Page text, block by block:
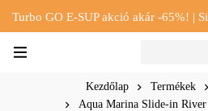
Turbo GO E-SUP akció akár -65%! |
Kezdőlap Termékek
Aqua Marina Slide-in River